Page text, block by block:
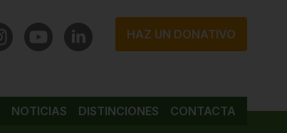
HAZ UN DONATIVO
NOTICIAS DISTINCIONES CONTACTA